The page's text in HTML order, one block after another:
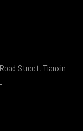
Street, Tianxin